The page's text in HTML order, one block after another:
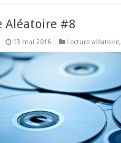
Aléatoire #8
13 mai 2016 Lecture aléatoire,